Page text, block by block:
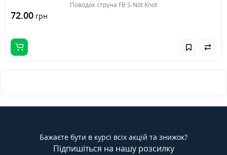
Поводок струна FB S-Not Knot
72.00 грн
Бажаєте бути в курсі всіх акцій та знижок?
Підпишіться на нашу розсилку